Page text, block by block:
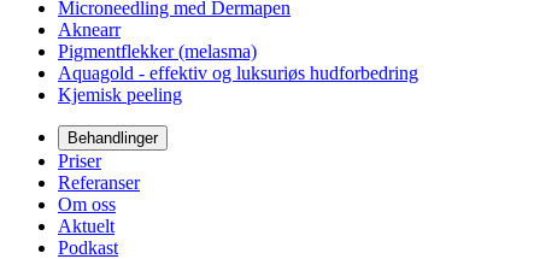
Microneedling med Dermapen
Aknearr
Pigmentflekker (melasma)
Aquagold - effektiv og luksuriøs hudforbedring
Kjemisk peeling
Behandlinger
Priser
Referanser
Om oss
Aktuelt
Podkast